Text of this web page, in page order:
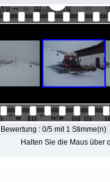
: 0/5 mit 1 Stimme(n)
Halten Sie die Maus über